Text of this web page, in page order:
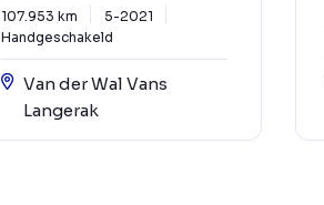
107.953 km
5-2021
Handgeschakeld
Van der Wal Vans
Langerak